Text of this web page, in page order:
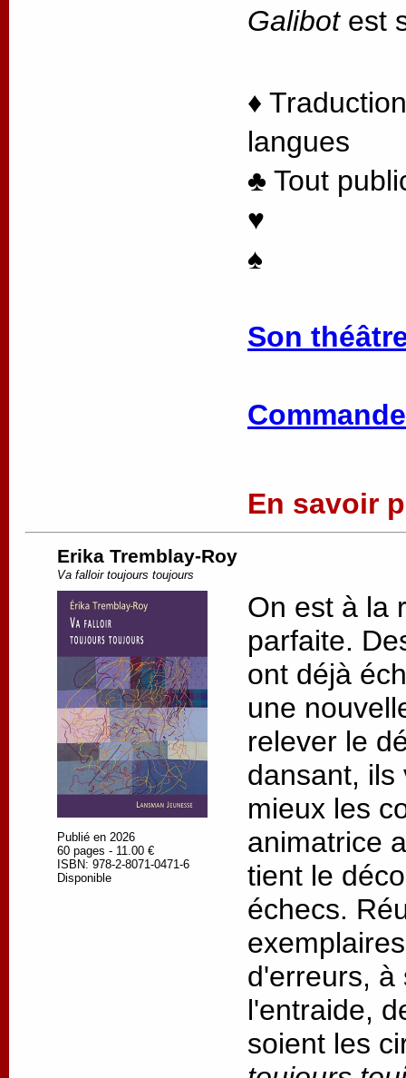
Galibotest
♦
langues
♣ Tout
♥
♠
Son
En savoir
Erika Tremblay-Roy
Va falloir toujours toujours
Publié en 2026
60 pages - 11.00 €
ISBN: 978-2-8071-0471-6
Disponible
On est à la
parfaite.
ont déjà
une
relever le
dansant, ils
mieux les
animatrice
tient le
échecs.
d'erreurs, à
l'entraide,
soient les